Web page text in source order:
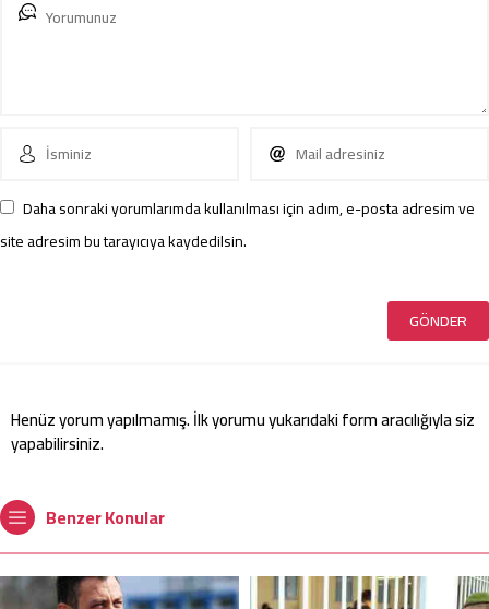
Daha sonraki yorumlarımda kullanılması için adım, e-posta adresim ve
site adresim bu tarayıcıya kaydedilsin.
Henüz yorum yapılmamış. İlk yorumu yukarıdaki form aracılığıyla siz
yapabilirsiniz.
Benzer Konular